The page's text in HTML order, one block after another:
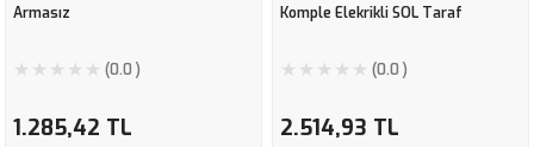
Armasız
(0.0 )
1.285,42 TL
Komple Elekrikli SOL Taraf
(0.0 )
2.514,93 TL